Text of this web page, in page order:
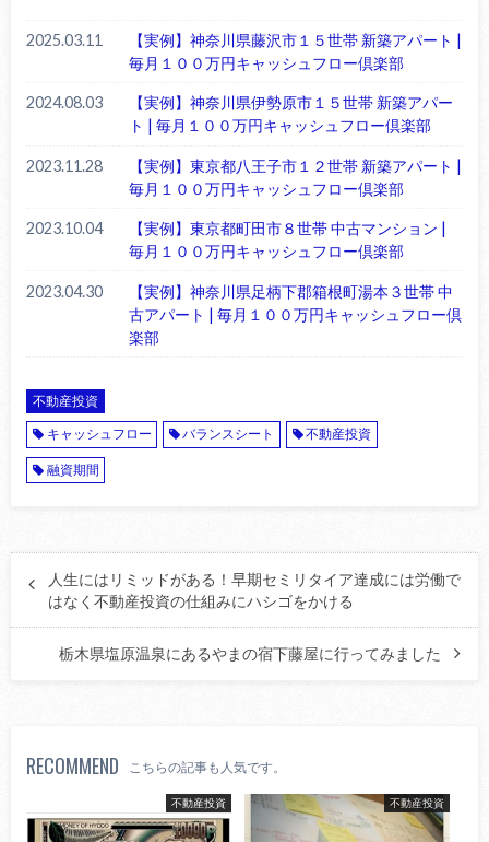
2025.03.11
【実例】神奈川県藤沢市１５世帯 新築アパート |
毎月１００万円キャッシュフロー倶楽部
2024.08.03
【実例】神奈川県伊勢原市１５世帯 新築アパー
ト | 毎月１００万円キャッシュフロー倶楽部
2023.11.28
【実例】東京都八王子市１２世帯 新築アパート |
毎月１００万円キャッシュフロー倶楽部
2023.10.04
【実例】東京都町田市８世帯 中古マンション |
毎月１００万円キャッシュフロー倶楽部
2023.04.30
【実例】神奈川県足柄下郡箱根町湯本３世帯 中
古アパート | 毎月１００万円キャッシュフロー倶
楽部
不動産投資
キャッシュフロー
バランスシート 不動産投資
融資期間
人生にはリミッドがある！早期セミリタイア達成には労働で
はなく不動産投資の仕組みにハシゴをかける
栃木県塩原温泉にあるやまの宿下藤屋に行ってみました
RECOMMEND こちらの記事も人気です。
不動産投資 不動産投資